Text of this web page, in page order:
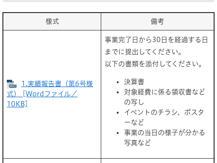
様式 備考
1.実績報告書（第6号様
式） [Wordファイル／
10KB]
事業完了日から30日を経過する日
までに提出してください。
以下の書類を添付してください。
決算書
対象経費に係る領収書など
の写し
イベントのチラシ、ポスタ
ーなど
事業の当日の様子が分かる
写真など